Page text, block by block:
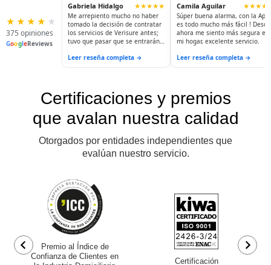
★ ★ ★ ★ ★
375 opiniones
GoogleReviews
Gabriela Hidalgo
★★★★★
Me arrepiento mucho no haber
tomado la decisión de contratar
los servicios de Verisure antes;
tuvo que pasar que se entrarán
puedo dormir tranquila; salir a
tienen precio.
Leer reseña completa →
Camila Aguilar
Súper buena alarma, con la App
es todo mucho más fácil ! Desde
ahora me siento más segura en
mi hogar, excelente servicio.
Leer reseña completa →
Certificaciones y premios
que avalan nuestra calidad
Otorgados por entidades independientes que
evalúan nuestro servicio.
Premio al Índice de
Confianza de Clientes en
Certificación